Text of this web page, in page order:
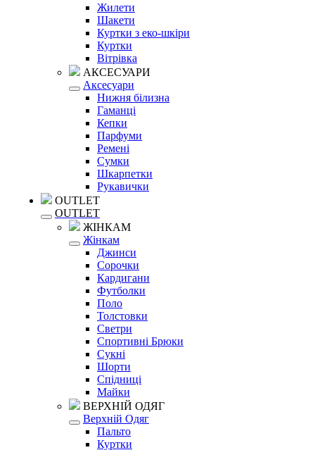
Жилети
Шакети
Куртки з еко-шкіри
Куртки
Вітрівка
АКСЕСУАРИ
Аксесуари
Нижня білизна
Гаманці
Кепки
Парфуми
Ремені
Сумки
Шкарпетки
Рукавички
OUTLET
OUTLET
ЖІНКАМ
Жінкам
Джинси
Сорочки
Кардигани
Футболки
Поло
Толстовки
Светри
Спортивні Брюки
Сукні
Шорти
Спідниці
Майки
ВЕРХНІЙ ОДЯГ
Верхній Одяг
Пальто
Куртки